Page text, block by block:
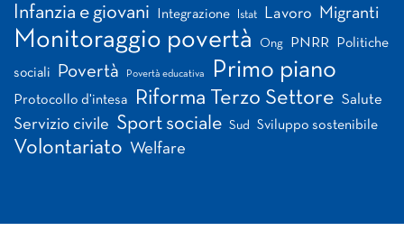
Infanzia e giovani Integrazione Istat Lavoro Migranti
Monitoraggio povertà Ong PNRR Politiche
sociali Povertà Povertà educativa Primo piano
Protocollo d'intesa Riforma Terzo Settore Salute
Servizio civile Sport sociale Sud Sviluppo sostenibile
Volontariato Welfare